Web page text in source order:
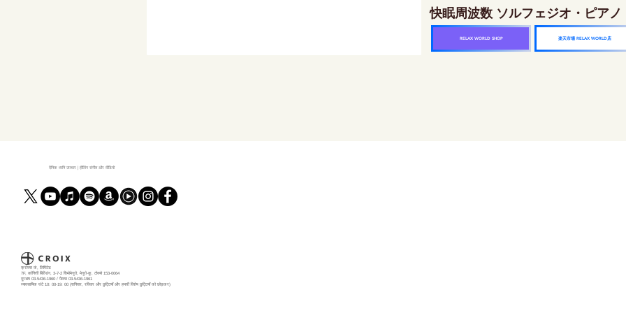
快眠周波数 ソルフェジオ・ピア
RELAX WORLD SHOP 楽天市場 RELAX WORLD店
दैनिक ध्वनि उपचार | हीलिंग संगीत और वीडियो
क्रोक्स कं, लिमिटेड
7F, कोनिशी बिल्डिंग, 3-7-2 शिमोमेगुरो, मेगुरो-कू, टोक्यो 153-0064
दूरभाष 03-5436-1960 / फैक्स 03-5436-1961
व्यावसायिक घंटे 10: 00-19: 00 (शनिवार, रविवार और छुट्टियों और हमारी विशेष छुट्टियों को छोड़कर)